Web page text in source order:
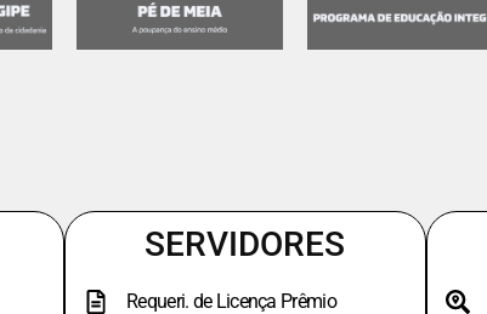
SERVIDORES
Requeri. de Licença Prêmio